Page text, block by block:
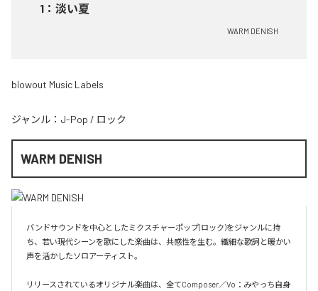
1 ： 淡い夏
WARM DENISH
blowout Music Labels
ジャンル： J-Pop / ロック
WARM DENISH
バンドサウンドを中心としたミクスチャーポップ(ロック)をジャンルに持
ち、若い現代シーンを歌にした楽曲は、共感性を生む。繊細な歌詞と暖かい
声を活かしたソロアーティスト。
リリースされているオリジナル楽曲は、全てComposer／Vo：みやっち自身